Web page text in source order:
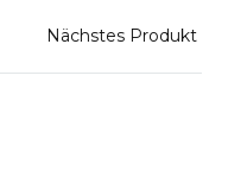
Nächstes Produkt